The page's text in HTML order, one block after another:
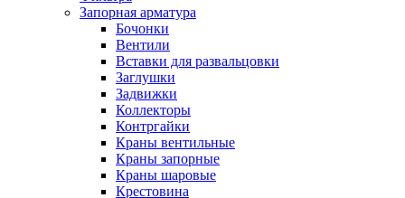
Запорная арматура
Бочонки
Вентили
Вставки для развальцовки
Заглушки
Задвижки
Коллекторы
Контргайки
Краны вентильные
Краны запорные
Краны шаровые
Крестовина